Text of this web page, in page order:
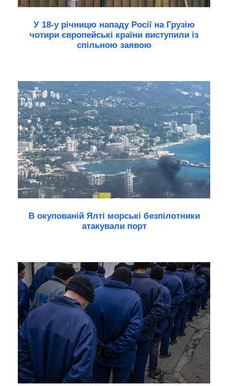
У 18-у річницю нападу Росії на Грузію
чотири європейські країни виступили із
спільною заявою
В окупованій Ялті морські безпілотники
атакували порт